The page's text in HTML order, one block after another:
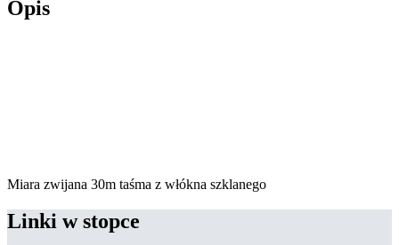
Opis
Miara zwijana 30m taśma z włókna szklanego
Linki w stopce